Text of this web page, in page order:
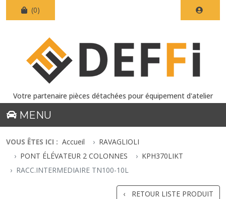
(0)
Votre partenaire pièces détachées pour équipement d'atelier
MENU
VOUS ÊTES ICI : Accueil
RAVAGLIOLI
PONT ÉLÉVATEUR 2 COLONNES
KPH370LIKT
RACC.INTERMEDIAIRE TN100-10L
RETOUR LISTE PRODUIT